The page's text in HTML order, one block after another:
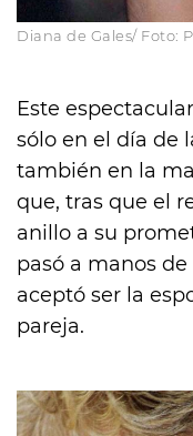
Diana de Gales/ Foto:
Este
sólo en el día de
también en la
que, tras que el
anillo a su
pasó a manos
aceptó ser la
pareja.